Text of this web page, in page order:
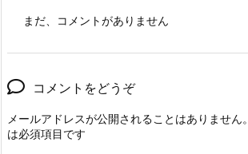
まだ、コメントがありません
コメントをどうぞ
メールアドレスが公開されることはありません。
は必須項目です